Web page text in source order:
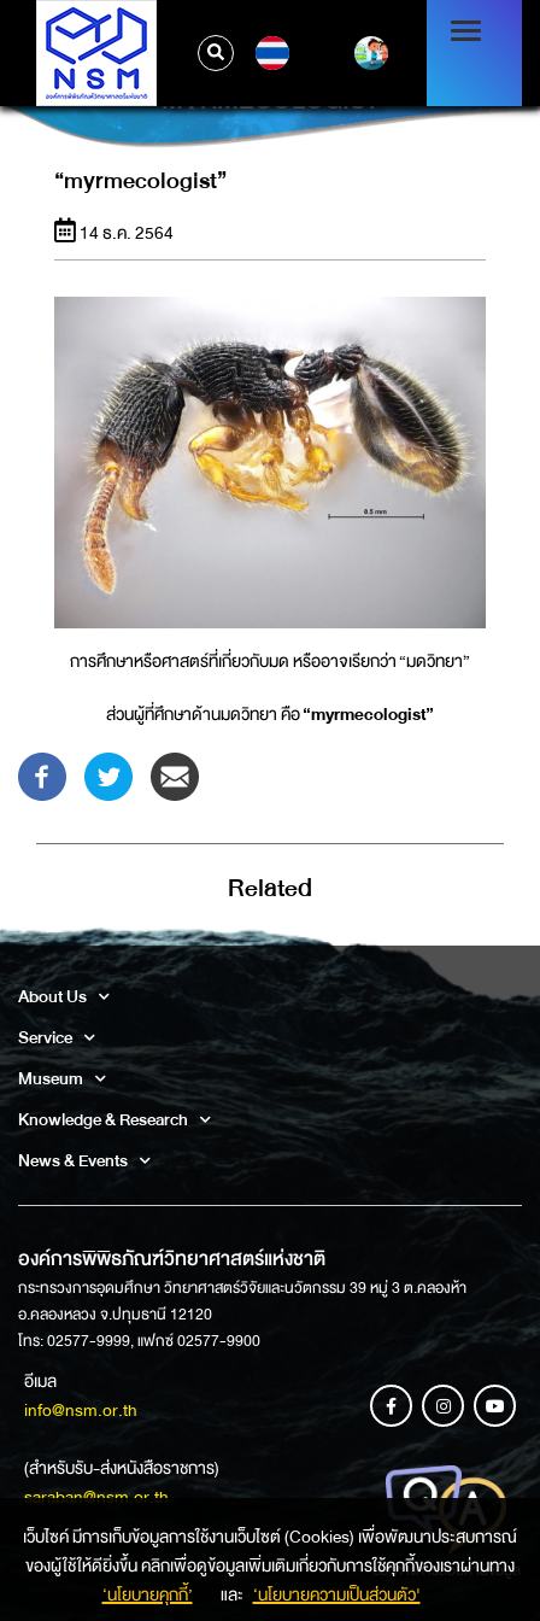
“MYRMECOLOGIST”
“myrmecologist”
14 ธ.ค. 2564
การศึกษาหรือศาสตร์ที่เกี่ยวกับมด หรืออาจเรียกว่า “มดวิทยา”
ส่วนผู้ที่ศึกษาด้านมดวิทยา คือ“myrmecologist”
Related
About Us
Service
Museum
Knowledge & Research
News & Events
องค์การพิพิธภัณฑ์วิทยาศาสตร์แห่งชาติ
กระทรวงการอุดมศึกษา วิทยาศาสตร์วิจัยและนวัตกรรม 39 หมู่ 3 ต.คลองห้า
อ.คลองหลวง จ.ปทุมธานี 12120
โทร: 02577-9999, แฟกซ์ 02577-9900
อีเมล
info@nsm.or.th
(สำหรับรับ-ส่งหนังสือราชการ)
saraban@nsm.or.th
ช่องทางการสอบถามข้อมูล
เว็บไซค์ มีการเก็บข้อมูลการใช้งานเว็บไซต์ (Cookies) เพื่อพัฒนาประสบการณ์
ของผู้ใช้ให้ดียิ่งขึ้น คลิกเพื่อดูข้อมูลเพิ่มเติมเกี่ยวกับการใช้คุกกี้ของเราผ่านทาง
‘นโยบายคุกกี้’
และ ‘นโยบายความเป็นส่วนตัว'